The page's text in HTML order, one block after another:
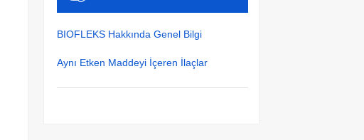
BIOFLEKS Hakkında Genel Bilgi
Aynı Etken Maddeyi İçeren İlaçlar